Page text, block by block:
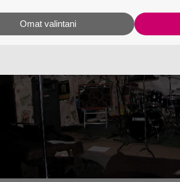
Omat valintani